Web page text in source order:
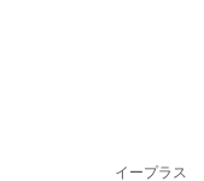
イープラス